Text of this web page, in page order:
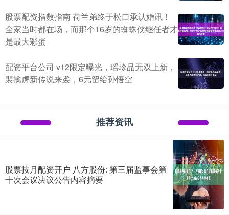
股票配资指数指南 荷兰弟终于松口承认婚讯！
全家当时都在场，而那个16岁的蜘蛛侠继任者才
是最大彩蛋
配资平台公司 v12限定曝光，瑶珍品无双上新，
裴擒虎新传说来袭，6元留给孙悟空
推荐资讯
股票按月配资开户 八方股份: 第三届监事会第
十次会议决议公告内容摘要